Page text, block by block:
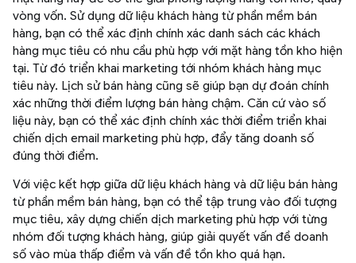
vòng vốn. Sử dụng dữ liệu khách hàng từ phần mềm bán
hàng, bạn có thể xác định chính xác danh sách các khách
hàng mục tiêu có nhu cầu phù hợp với mặt hàng tồn kho hiện
tại. Từ đó triển khai marketing tới nhóm khách hàng mục
tiêu này. Lịch sử bán hàng cũng sẽ giúp bạn dự đoán chính
xác những thời điểm lượng bán hàng chậm. Căn cứ vào số
liệu này, bạn có thể xác định chính xác thời điểm triển khai
chiến dịch email marketing phù hợp, đẩy tăng doanh số
đúng thời điểm.
Với việc kết hợp giữa dữ liệu khách hàng và dữ liệu bán hàng
từ phần mềm bán hàng, bạn có thể tập trung vào đối tượng
mục tiêu, xây dựng chiến dịch marketing phù hợp với từng
nhóm đối tượng khách hàng, giúp giải quyết vấn đề doanh
số vào mùa thấp điểm và vấn đề tồn kho quá hạn.